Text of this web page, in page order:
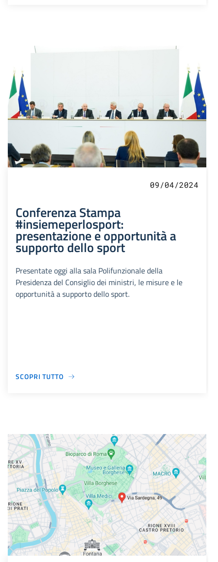
09/04/2024
Conferenza Stampa
#insiemeperlosport:
presentazione e opportunità a
supporto dello sport
Presentate oggi alla sala Polifunzionale della
Presidenza del Consiglio dei ministri, le misure e le
opportunità a supporto dello sport.
SCOPRI TUTTO